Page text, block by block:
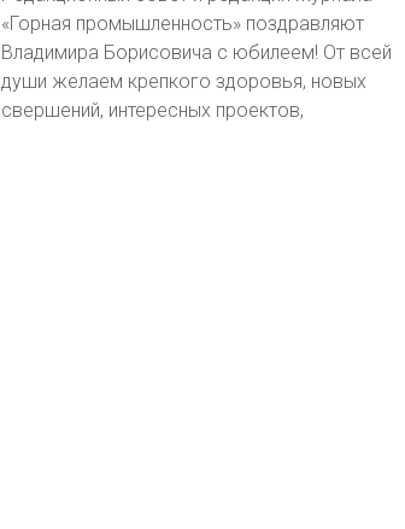
«Горная промышленность» поздравляют
Владимира Борисовича с юбилеем! От всей
души желаем крепкого здоровья, новых
свершений, интересных проектов,